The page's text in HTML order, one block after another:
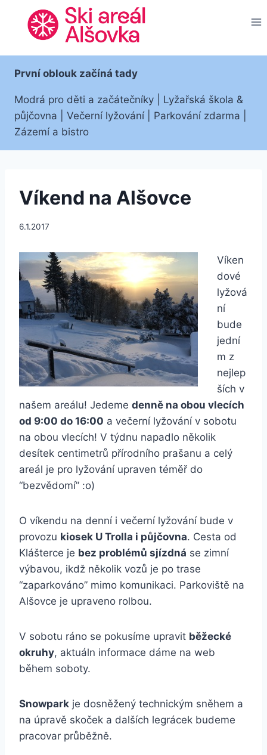
Přeskočit
První oblouk začíná tady
Modrá pro děti a začátečníky | Lyžařská škola &
půjčovna | Večerní lyžování | Parkování zdarma |
Zázemí a bistro
Víkend na Alšovce
6.1.2017
Víken
dové
lyžová
ní
bude
jední
m z
nejlep
ších v
našem areálu! Jedeme denně na obou vlecích
od 9:00 do 16:00 a večerní lyžování v sobotu
na obou vlecích! V týdnu napadlo několik
desítek centimetrů přírodního prašanu a celý
areál je pro lyžování upraven téměř do
“bezvědomí” :o)
O víkendu na denní i večerní lyžování bude v
provozu kiosek U Trolla i půjčovna. Cesta od
Klášterce je bez problémů sjízdná se zimní
výbavou, ikdž několik vozů je po trase
“zaparkováno” mimo komunikaci. Parkoviště na
Alšovce je upraveno rolbou.
V sobotu ráno se pokusíme upravit běžecké
okruhy, aktuáln informace dáme na web
během soboty.
Snowpark je dosněžený technickým sněhem a
na úpravě skoček a dalších legrácek budeme
pracovar průběžně.